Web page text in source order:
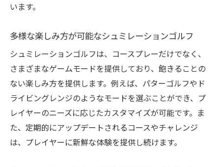
います。
多様な楽しみ方が可能なシュミレーションゴルフ
シュミレーションゴルフは、コースプレーだけでなく、
さまざまなゲームモードを提供しており、飽きることの
ない楽しみ方を提供します。例えば、パターゴルフやド
ライビングレンジのようなモードを選ぶことができ、プ
レイヤーのニーズに応じたカスタマイズが可能です。ま
た、定期的にアップデートされるコースやチャレンジ
は、プレイヤーに新鮮な体験を提供し続けます。